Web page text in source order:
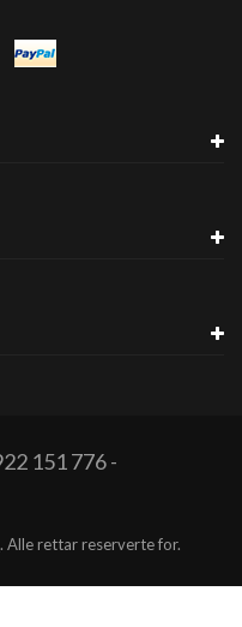
151 776 -
. Alle rettar reserverte for.